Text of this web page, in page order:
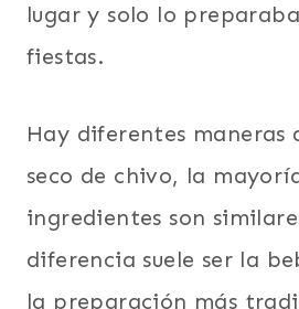
lugar y solo lo
fiestas.
Hay diferentes maneras
seco de chivo, la
ingredientes son
diferencia suele ser la
la preparación más